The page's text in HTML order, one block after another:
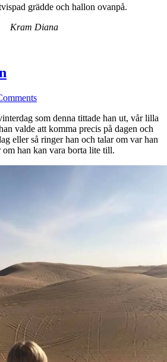
grädde och hallon ovanpå.
Kram Diana
som denna tittade han ut, vår lilla
valde att komma precis på dagen och
eller så ringer han och talar om var han
om han kan vara borta lite till.